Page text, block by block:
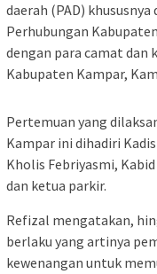
daerah (PAD)
Perhubungan
dengan para camat dan
Kabupaten Kampar,
Pertemuan yang
Kampar ini dihadiri
Kholis Febriyasmi,
dan ketua parkir.
Refizal mengatakan,
berlaku yang artinya
kewenangan untuk